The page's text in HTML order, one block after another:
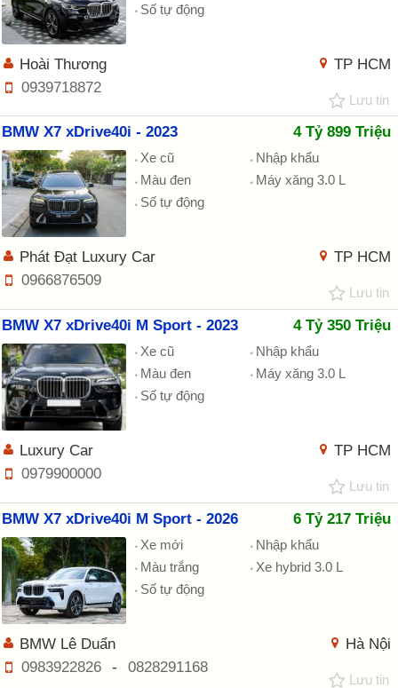
Số tự động
TP HCM
Hoài Thương
0939718872
Lưu tin
BMW X7 xDrive40i - 2023 4 Tỷ 899 Triệu
Xe cũ
Nhập khẩu
Màu đen
Máy xăng 3.0 L
Số tự động
TP HCM
Phát Đạt Luxury Car
0966876509
Lưu tin
BMW X7 xDrive40i M Sport - 2023 4 Tỷ 350 Triệu
Xe cũ
Nhập khẩu
Màu đen
Máy xăng 3.0 L
Số tự động
TP HCM
Luxury Car
0979900000
Lưu tin
BMW X7 xDrive40i M Sport - 2026 6 Tỷ 217 Triệu
Xe mới
Nhập khẩu
Màu trắng
Xe hybrid 3.0 L
Số tự động
Hà Nội
BMW Lê Duẩn
0983922826
- 0828291168
Lưu tin